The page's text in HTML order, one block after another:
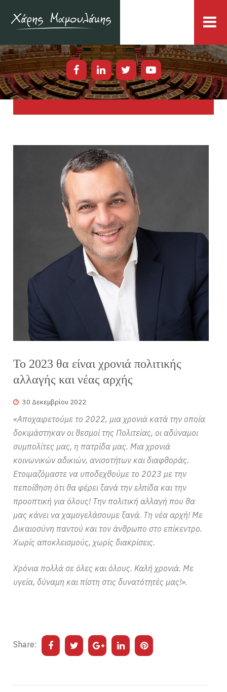
Το 2023 θα είναι χρονιά πολιτικής
αλλαγής και νέας αρχής
30 Δεκεμβρίου 2022
«Αποχαιρετούμε το 2022, μια χρονιά κατά την οποία
δοκιμάστηκαν οι θεσμοί της Πολιτείας, οι αδύναμοι
συμπολίτες μας, η πατρίδα μας. Μια χρονιά
κοινωνικών αδικιών, ανισοτήτων και διαφθοράς.
Ετοιμαζόμαστε να υποδεχθούμε το 2023 με την
πεποίθηση ότι θα φέρει ξανά την ελπίδα και την
προοπτική για όλους! Την πολιτική αλλαγή που θα
μας κάνει να χαμογελάσουμε ξανά. Τη νέα αρχή! Με
Δικαιοσύνη παντού και τον άνθρωπο στο επίκεντρο.
Χωρίς αποκλεισμούς, χωρίς διακρίσεις.
Χρόνια πολλά σε όλες και όλους. Καλή χρονιά. Με
υγεία, δύναμη και πίστη στις δυνατότητές μας!».
Share: